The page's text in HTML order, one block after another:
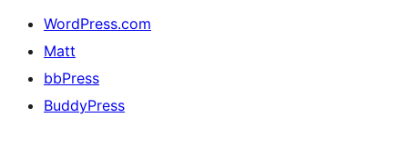
WordPress.com
Matt
bbPress
BuddyPress